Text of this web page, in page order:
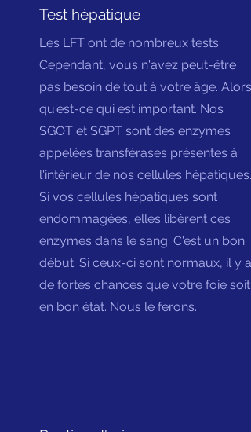
Test hépatique
Les LFT ont de nombreux tests.
Cependant, vous n'avez peut-être
pas besoin de tout à votre âge. Alors
qu'est-ce qui est important. Nos
SGOT et SGPT sont des enzymes
appelées transférases présentes à
l'intérieur de nos cellules hépatiques.
Si vos cellules hépatiques sont
endommagées, elles libèrent ces
enzymes dans le sang. C'est un bon
début. Si ceux-ci sont normaux, il y a
de fortes chances que votre foie soit
en bon état. Nous le ferons.